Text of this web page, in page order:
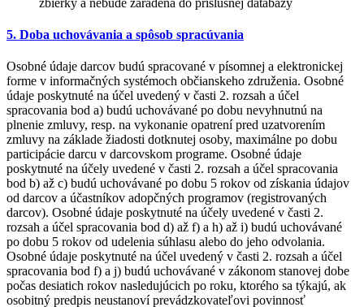
5. Doba uchovávania a spôsob spracúvania
Osobné údaje darcov budú spracované v písomnej a elektronickej
forme v informačných systémoch občianskeho združenia. Osobné
údaje poskytnuté na účel uvedený v časti 2. rozsah a účel
spracovania bod a) budú uchovávané po dobu nevyhnutnú na
plnenie zmluvy, resp. na vykonanie opatrení pred uzatvorením
zmluvy na základe žiadosti dotknutej osoby, maximálne po dobu
participácie darcu v darcovskom programe. Osobné údaje
poskytnuté na účely uvedené v časti 2. rozsah a účel spracovania
bod b) až c) budú uchovávané po dobu 5 rokov od získania údajov
od darcov a účastníkov adopčných programov (registrovaných
darcov). Osobné údaje poskytnuté na účely uvedené v časti 2.
rozsah a účel spracovania bod d) až f) a h) až i) budú uchovávané
po dobu 5 rokov od udelenia súhlasu alebo do jeho odvolania.
Osobné údaje poskytnuté na účel uvedený v časti 2. rozsah a účel
spracovania bod f) a j) budú uchovávané v zákonom stanovej dobe
počas desiatich rokov nasledujúcich po roku, ktorého sa týkajú, ak
osobitný predpis neustanoví prevádzkovateľovi povinnosť